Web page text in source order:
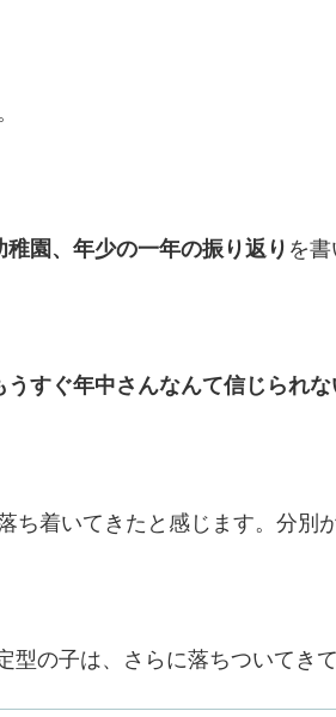
園、年少の一年の振り返り を
うすぐ年中さんなんて信じられな
ち着いてきたと感じます。分別
型の子は、さらに落ちついてき